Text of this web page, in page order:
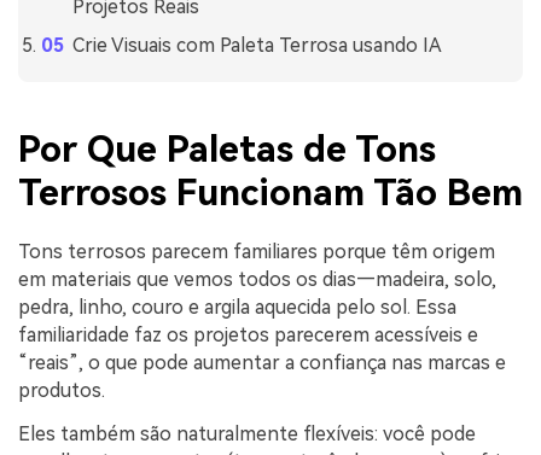
Projetos Reais
Crie Visuais com Paleta Terrosa usando IA
Por Que Paletas de Tons
Terrosos Funcionam Tão Bem
Tons terrosos parecem familiares porque têm origem
em materiais que vemos todos os dias—madeira, solo,
pedra, linho, couro e argila aquecida pelo sol. Essa
familiaridade faz os projetos parecerem acessíveis e
“reais”, o que pode aumentar a confiança nas marcas e
produtos.
Eles também são naturalmente flexíveis: você pode